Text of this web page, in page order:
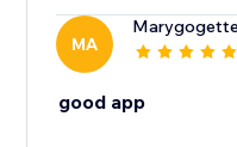
MA
good app